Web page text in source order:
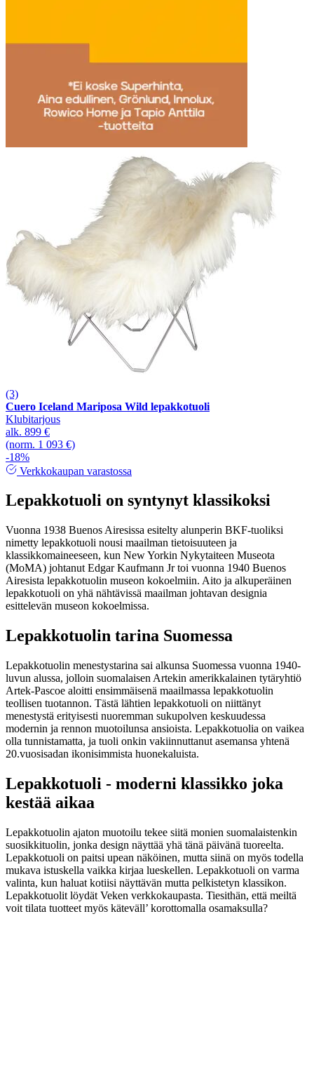
(3)
Cuero Iceland Mariposa Wild lepakkotuoli
Klubitarjous
alk. 899 €
(norm. 1 093 €)
-18%
Verkkokaupan varastossa
Lepakkotuoli on syntynyt klassikoksi
Vuonna 1938 Buenos Airesissa esitelty alunperin BKF-tuoliksi
nimetty lepakkotuoli nousi maailman tietoisuuteen ja
klassikkomaineeseen, kun New Yorkin Nykytaiteen Museota
(MoMA) johtanut Edgar Kaufmann Jr toi vuonna 1940 Buenos
Airesista lepakkotuolin museon kokoelmiin. Aito ja alkuperäinen
lepakkotuoli on yhä nähtävissä maailman johtavan designia
esittelevän museon kokoelmissa.
Lepakkotuolin tarina Suomessa
Lepakkotuolin menestystarina sai alkunsa Suomessa vuonna 1940-
luvun alussa, jolloin suomalaisen Artekin amerikkalainen tytäryhtiö
Artek-Pascoe aloitti ensimmäisenä maailmassa lepakkotuolin
teollisen tuotannon. Tästä lähtien lepakkotuoli on niittänyt
menestystä erityisesti nuoremman sukupolven keskuudessa
modernin ja rennon muotoilunsa ansioista. Lepakkotuolia on vaikea
olla tunnistamatta, ja tuoli onkin vakiinnuttanut asemansa yhtenä
20.vuosisadan ikonisimmista huonekaluista.
Lepakkotuoli - moderni klassikko joka
kestää aikaa
Lepakkotuolin ajaton muotoilu tekee siitä monien suomalaistenkin
suosikkituolin, jonka design näyttää yhä tänä päivänä tuoreelta.
Lepakkotuoli on paitsi upean näköinen, mutta siinä on myös todella
mukava istuskella vaikka kirjaa lueskellen. Lepakkotuoli on varma
valinta, kun haluat kotiisi näyttävän mutta pelkistetyn klassikon.
Lepakkotuolit löydät Veken verkkokaupasta. Tiesithän, että meiltä
voit tilata tuotteet myös käteväll’ korottomalla osamaksulla?